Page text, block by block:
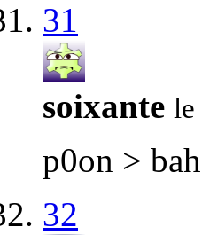
31
soixante le
p0on >
32